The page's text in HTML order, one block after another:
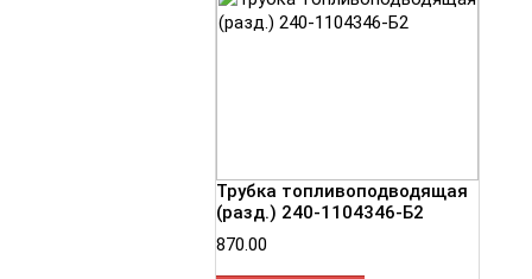
Трубка топливоподводящая
(разд.) 240-1104346-Б2
870.00